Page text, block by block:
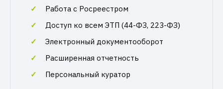
Работа с Росреестром
Доступ ко всем ЭТП (44-ФЗ, 223-ФЗ)
Электронный документооборот
Расширенная отчетность
Персональный куратор